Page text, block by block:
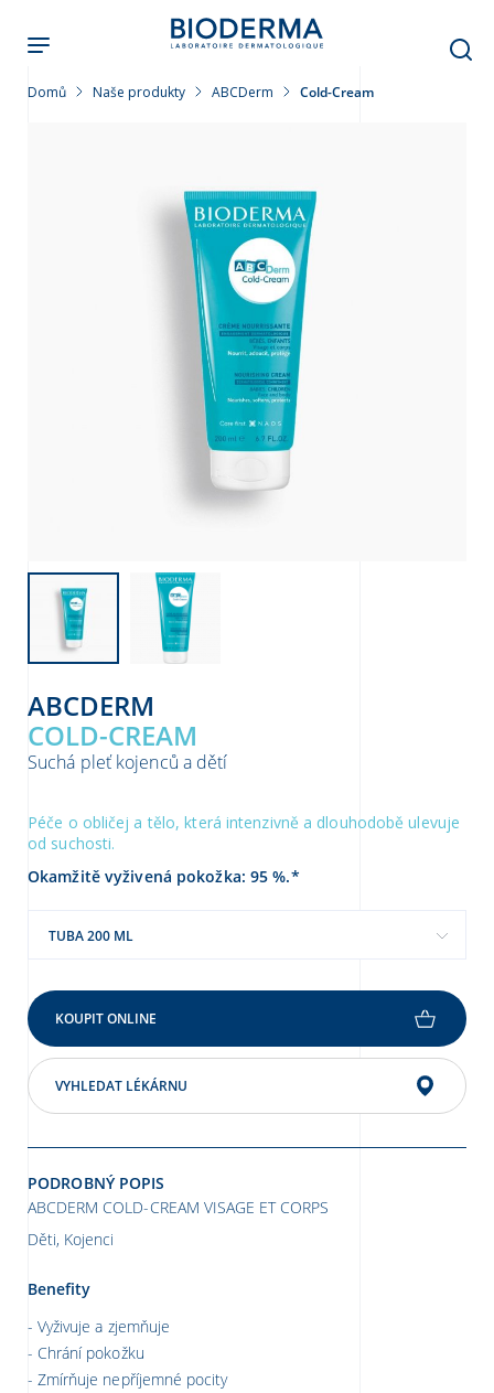
hlavnímu
obsahu
Domů Naše produkty ABCDerm Cold-Cream
ABCDERM
COLD-CREAM
Suchá pleť kojenců a dětí
Péče o obličej a tělo, která intenzivně a dlouhodobě ulevuje
od suchosti.
Okamžitě vyživená pokožka: 95 %.*
TUBA 200 ML
KOUPIT ONLINE
VYHLEDAT LÉKÁRNU
PODROBNÝ POPIS
ABCDERM COLD-CREAM VISAGE ET CORPS
Děti, Kojenci
Benefity
Vyživuje a zjemňuje
Chrání pokožku
Zmírňuje nepříjemné pocity